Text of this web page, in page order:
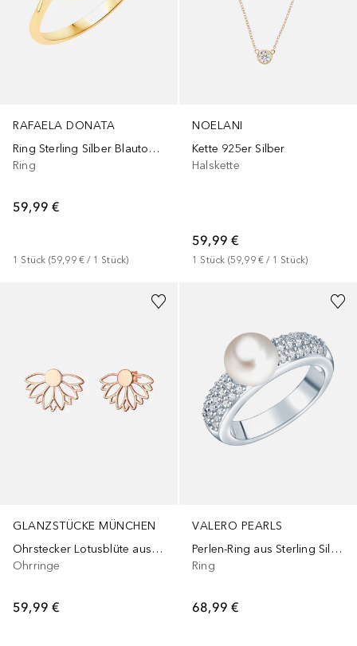
RAFAELA DONATA
Ring Sterling Silber Blautopas in Gelbgold
Ring
59,99 €
1 Stück (59,99 € / 1 Stück)
NOELANI
Kette 925er Silber
Halskette
59,99 €
1 Stück (59,99 € / 1 Stück)
GLANZSTÜCKE MÜNCHEN
Ohrstecker Lotusblüte aus Sterling Silber in roségold
Ohrringe
59,99 €
VALERO PEARLS
Perlen-Ring aus Sterling Silber in silber mit Zirkonia Süßwasser-Zuchtperle
Ring
68,99 €